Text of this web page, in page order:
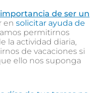
de ser un
en solicitar ayuda de
permitirnos
la actividad diaria,
de vacaciones si
ello nos suponga